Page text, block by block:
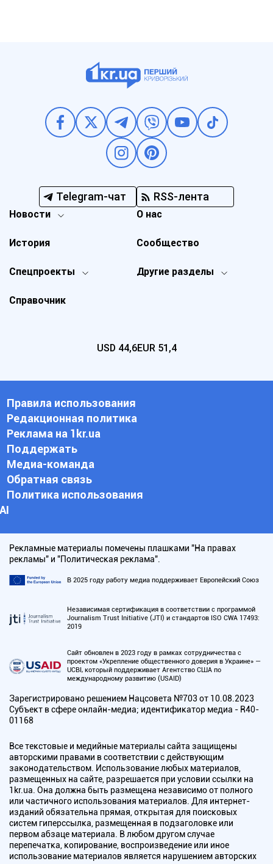
Telegram-чат RSS-лента
Новости
Спецпроекты Другие разделы
История
О нас
Справочник
Сообщество
USD 44,6EUR 51,4
Правила использования
Редакционная политика
Реклама на 1kr.ua
Поддержать
Медиа-команда
Обратная связь
Политика использования
АI
Рекламные материалы помечены плашками "На правах
рекламы" и "Политическая реклама".
В 2025 году работу медиа поддерживает Европейский Союз
Независимая сертификация в соответствии с программой
Journalism Trust Initiative (JTI) и стандартов ISO CWA 17493:
2019
Сайт обновлен в 2023 году в рамках сотрудничества с
проектом «Укрепление общественного доверия в Украине» —
UCBI, который поддерживает Агентство США по
международному развитию (USAID)
Зарегистрировано решением Нацсовета №703 от 10.08.2023
Субъект в сфере онлайн-медиа; идентификатор медиа - R40-
01168
Все текстовые и медийные материалы сайта защищены
авторскими правами в соответствии с действующим
законодательством. Использование любых материалов,
размещенных на сайте, разрешается при условии ссылки на
1kr.ua. Она должна быть размещена независимо от полного
или частичного использования материалов. Для интернет-
изданий обязательна прямая, открытая для поисковых
систем гиперссылка, размещенная в подзаголовке или
первом абзаце материала. В любом другом случае
перепечатка, копирование, воспроизведение или иное
использование материалов является нарушением авторских